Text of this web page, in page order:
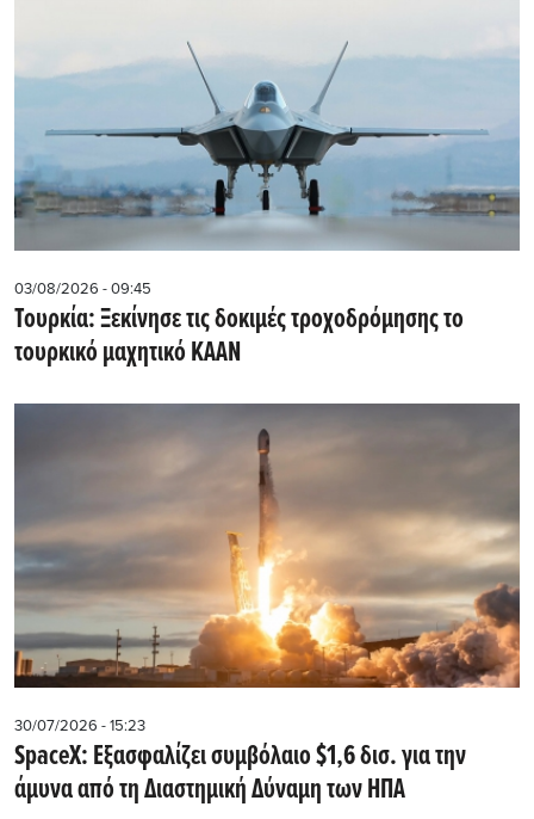
03/08/2026 - 09:45
Τουρκία: Ξεκίνησε τις δοκιμές τροχοδρόμησης το
τουρκικό μαχητικό KAAN
30/07/2026 - 15:23
SpaceX: Εξασφαλίζει συμβόλαιο $1,6 δισ. για την
άμυνα από τη Διαστημική Δύναμη των ΗΠΑ